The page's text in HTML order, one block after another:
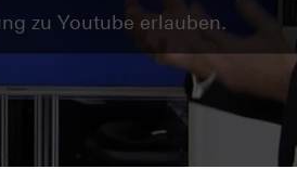
zu Youtube erlauben.